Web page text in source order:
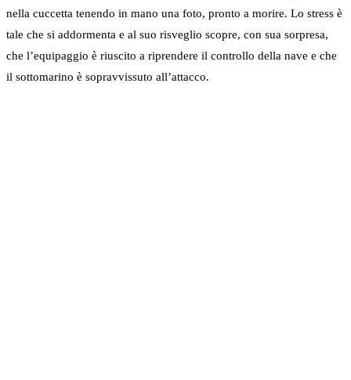
nella cuccetta tenendo in mano una foto, pronto a morire. Lo stress è
tale che si addormenta e al suo risveglio scopre, con sua sorpresa,
che l’equipaggio è riuscito a riprendere il controllo della nave e che
il sottomarino è sopravvissuto all’attacco.